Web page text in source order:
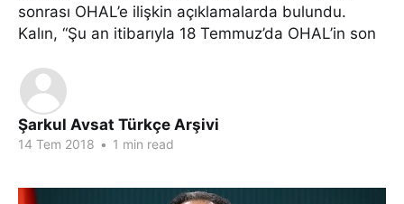
sonrası OHAL’e ilişkin açıklamalarda bulundu.
Kalın, “Şu an itibarıyla 18 Temmuz’da OHAL’in son
Şarkul Avsat Türkçe Arşivi
14 Tem 2018 • 1 min read